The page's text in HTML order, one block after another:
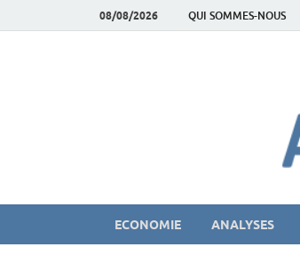
08/08/2026 QUI SOMMES-NOUS
ECONOMIE ANALYSES